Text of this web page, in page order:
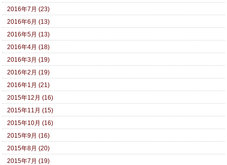
2016年7月 (23)
2016年6月 (13)
2016年5月 (13)
2016年4月 (18)
2016年3月 (19)
2016年2月 (19)
2016年1月 (21)
2015年12月 (16)
2015年11月 (15)
2015年10月 (16)
2015年9月 (16)
2015年8月 (20)
2015年7月 (19)